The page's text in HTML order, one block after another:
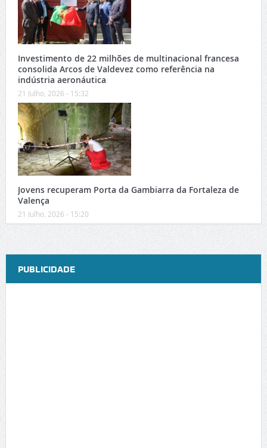
Investimento de 22 milhões de multinacional francesa
consolida Arcos de Valdevez como referência na
indústria aeronáutica
21 Julho, 2026 - 15:32
Jovens recuperam Porta da Gambiarra da Fortaleza de
Valença
21 Julho, 2026 - 15:20
PUBLICIDADE